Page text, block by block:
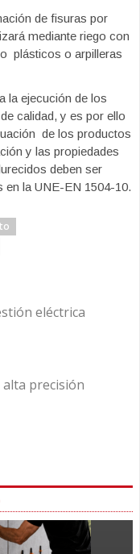
de fisuras por
mediante riego con
plásticos o arpilleras
la ejecución de los
calidad, y es por ello
de los productos
y las propiedades
deben ser
la UNE-EN 1504-10.
eléctrica
alta precisión